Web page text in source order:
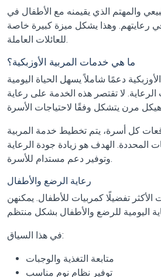
والمهتم الذي يقيمنه مع الأطفال في
رعايتهم. وهذا يشكل ميزة كبيرة خاصة
للعائلات العاملة.
ما هي خدمات المربية الأوزبكية؟
دعمًا شاملاً يسهل الحياة اليومية
الرعاية. لا تقتصر هذه الخدمة على رعاية
كل أسرة، يتم تخطيط خدمة المربية
المحددة. الهدف هو زيادة جودة الرعاية
وتوفير دعم مستدام للأسرة.
رعاية الرضع والأطفال
الأكثر تفضيلًا كمربيات للأطفال. يمكنهن
في هذا السياق:
متابعة التغذية والوجبات
توفير نظام نوم مناسب